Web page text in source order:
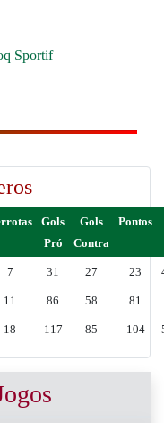
Sportif
Gols
Pró
Gols
Contra
Pontos
7 31 27 23
11 86 58 81
18 117 85 104